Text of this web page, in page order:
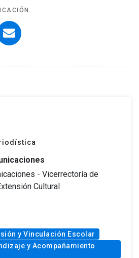
- Vicerrectoría de
Cultural
y Vinculación Escolar
y Acompañamiento